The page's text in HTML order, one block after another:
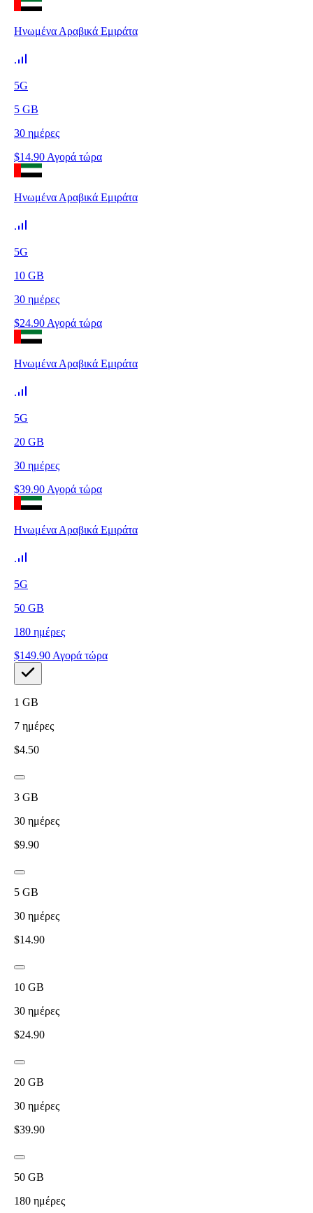
Ηνωμένα Αραβικά Εμιράτα
5G
5 GB
30 ημέρες
$14.90 Αγορά τώρα
Ηνωμένα Αραβικά Εμιράτα
5G
10 GB
30 ημέρες
$24.90 Αγορά τώρα
Ηνωμένα Αραβικά Εμιράτα
5G
20 GB
30 ημέρες
$39.90 Αγορά τώρα
Ηνωμένα Αραβικά Εμιράτα
5G
50 GB
180 ημέρες
$149.90 Αγορά τώρα
1 GB
7 ημέρες
$4.50
3 GB
30 ημέρες
$9.90
5 GB
30 ημέρες
$14.90
10 GB
30 ημέρες
$24.90
20 GB
30 ημέρες
$39.90
50 GB
180 ημέρες